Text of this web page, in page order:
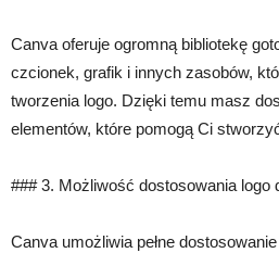
Canva oferuje ogromną bibliotekę
czcionek, grafik i innych zasobów,
tworzenia logo. Dzięki temu masz
elementów, które pomogą Ci
### 3. Możliwość dostosowania logo
Canva umożliwia pełne